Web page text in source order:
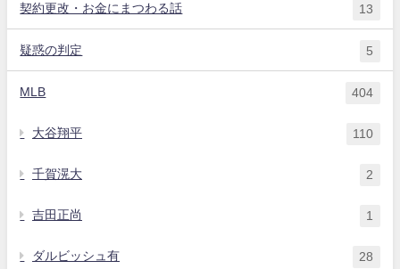
契約更改・お金にまつわる話 13
疑惑の判定 5
MLB 404
大谷翔平 110
千賀滉大 2
吉田正尚 1
ダルビッシュ有 28